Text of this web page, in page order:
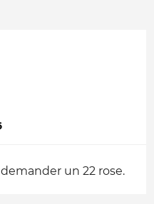
un 22 rose.